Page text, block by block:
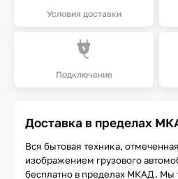
Условия доставки
Подключение
Доставка в пределах
Вся бытовая техника,
изображением грузового
бесплатно в пределах МКАД. Мы